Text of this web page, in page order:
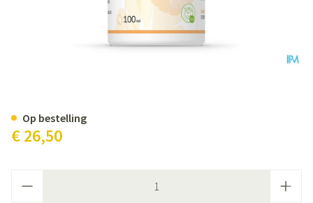
€ 26,50
Op bestelling